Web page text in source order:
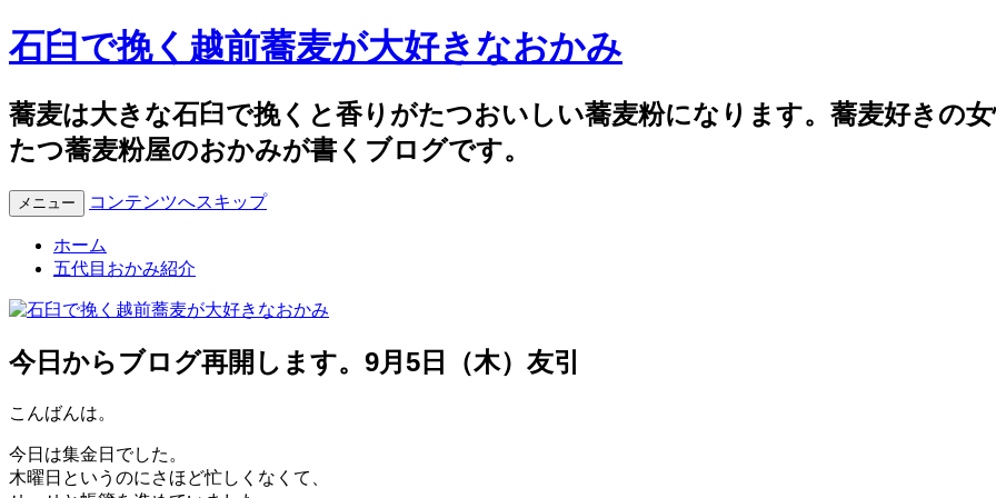
石臼で挽く越前蕎麦が大好きなおかみ
蕎麦は大きな石臼で挽くと香りがたつおいしい蕎麦粉になります。蕎麦好きの
たつ蕎麦粉屋のおかみが書くブログです。
メニュー コンテンツへスキップ
ホーム
五代目おかみ紹介
今日からブログ再開します。9月5日（木）友引
こんばんは。
今日は集金日でした。
木曜日というのにさほど忙しくなくて、